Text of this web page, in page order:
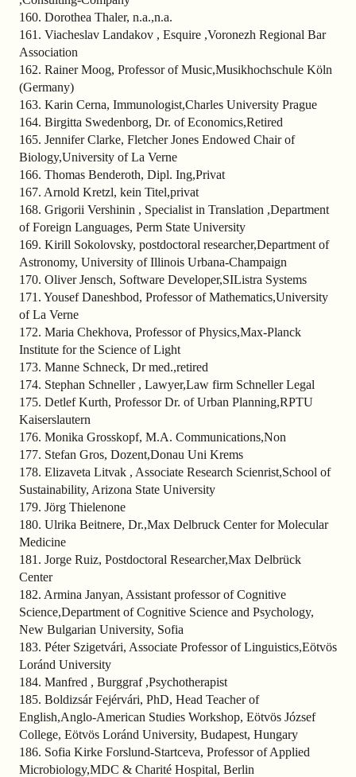
160. Dorothea Thaler, n.a.,n.a.
161. Viacheslav Landakov , Esquire ,Voronezh Regional Bar
Association
162. Rainer Moog, Professor of Music,Musikhochschule Köln
(Germany)
163. Karin Cerna, Immunologist,Charles University Prague
164. Birgitta Swedenborg, Dr. of Economics,Retired
165. Jennifer Clarke, Fletcher Jones Endowed Chair of
Biology,University of La Verne
166. Thomas Benderoth, Dipl. Ing,Privat
167. Arnold Kretzl, kein Titel,privat
168. Grigorii Vershinin , Specialist in Translation ,Department
of Foreign Languages, Perm State University
169. Kirill Sokolovsky, postdoctoral researcher,Department of
Astronomy, University of Illinois Urbana-Champaign
170. Oliver Jensch, Software Developer,SIListra Systems
171. Yousef Daneshbod, Professor of Mathematics,University
of La Verne
172. Maria Chekhova, Professor of Physics,Max-Planck
Institute for the Science of Light
173. Manne Schneck, Dr med.,retired
174. Stephan Schneller , Lawyer,Law firm Schneller Legal
175. Detlef Kurth, Professor Dr. of Urban Planning,RPTU
Kaiserslautern
176. Monika Grosskopf, M.A. Communications,Non
177. Stefan Gros, Dozent,Donau Uni Krems
178. Elizaveta Litvak , Associate Research Scienrist,School of
Sustainability, Arizona State University
179. Jörg Thielenone
180. Ulrika Beitnere, Dr.,Max Delbruck Center for Molecular
Medicine
181. Jorge Ruiz, Postdoctoral Researcher,Max Delbrück
Center
182. Armina Janyan, Assistant professor of Cognitive
Science,Department of Cognitive Science and Psychology,
New Bulgarian University, Sofia
183. Péter Szigetvári, Associate Professor of Linguistics,Eötvös
Loránd University
184. Manfred , Burggraf ,Psychotherapist
185. Boldizsár Fejérvári, PhD, Head Teacher of
English,Anglo-American Studies Workshop, Eötvös József
College, Eötvös Loránd University, Budapest, Hungary
186. Sofia Kirke Forslund-Startceva, Professor of Applied
Microbiology,MDC & Charité Hospital, Berlin